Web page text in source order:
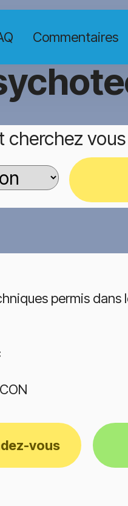
Commentaires
cherchez
permis dans
vous